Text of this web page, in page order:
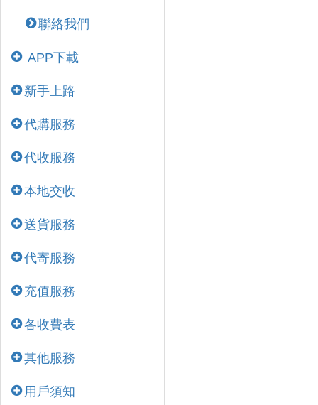
聯絡我們
APP下載
新手上路
代購服務
代收服務
本地交收
送貨服務
代寄服務
充值服務
各收費表
其他服務
用戶須知